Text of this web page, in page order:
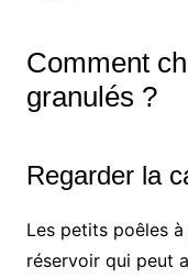
Comment
granulés ?
Regarder la
Les petits poêles
réservoir qui peut